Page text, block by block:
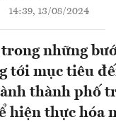
14:39, 13/08/2024
những
tới mục tiêu
thành phố
hiện thực hóa